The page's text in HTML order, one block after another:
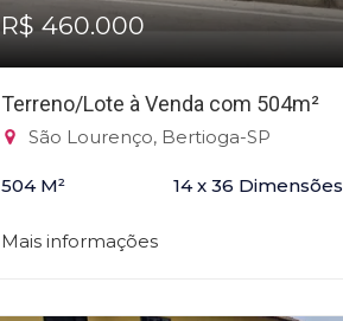
R$ 460.000
Terreno/Lote à Venda com 504m²
São Lourenço, Bertioga-SP
504 M² 14 x 36 Dimensões
Mais informações